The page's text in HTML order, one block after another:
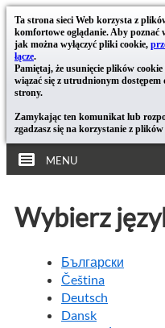
Ta strona sieci Web korzysta z
komfortowe oglądanie. Aby poznać
jak można wyłączyć pliki cookie,
łącze.
Pamiętaj, że usunięcie plików cookie
wiązać się z utrudnionym
strony.
Zamykając ten komunikat lub
zgadzasz się na korzystanie z plików
MENU
Wybierz
Български
Čeština
Deutsch
Dansk